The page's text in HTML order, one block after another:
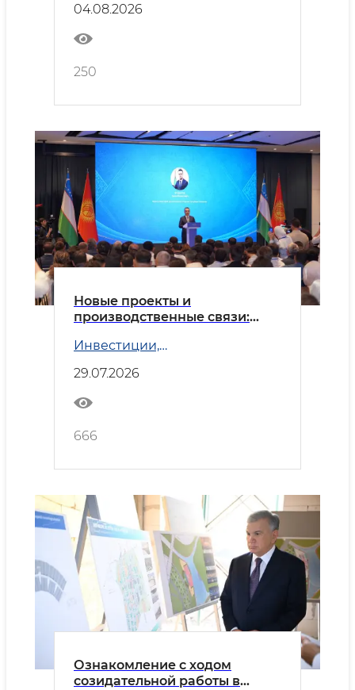
04.08.2026
250
Новые проекты и
производственные связи:
углубляют сотрудничество
Инвестиции,
29.07.2026
666
Ознакомление с ходом
созидательной работы в